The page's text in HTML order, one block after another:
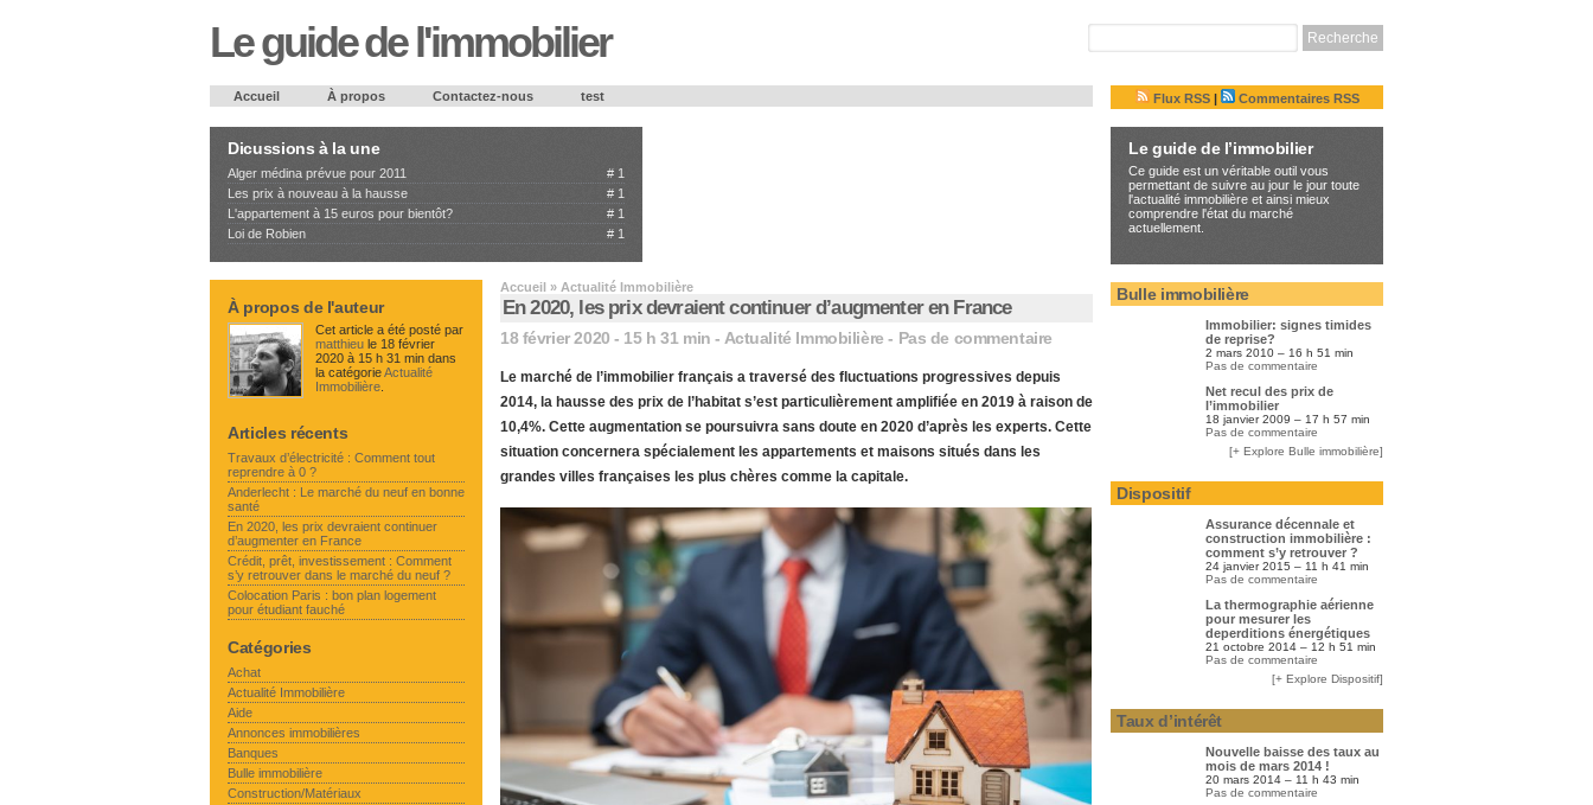
Le guide de l'immobilier
Accueil À propos Contactez-nous test Flux RSS| Commentaires RSS
Dicussions à la une
Alger médina prévue pour 2011 # 1
Les prix à nouveau à la hausse
# 1
L'appartement à 15 euros pour bientôt?
# 1
Loi de Robien
# 1
Accueil » Actualité Immobilière
En 2020, les prix devraient continuer d’augmenter en France
18 février 2020 - 15 h 31 min - Actualité Immobilière - Pas de commentaire
Le marché de l’immobilier français a traversé des fluctuations progressives depuis
2014, la hausse des prix de l’habitat s’est particulièrement amplifiée en 2019 à raison de
10,4%. Cette augmentation se poursuivra sans doute en 2020 d’après les experts. Cette
situation concernera spécialement les appartements et maisons situés dans les
grandes villes françaises les plus chères comme la capitale.
À propos de l'auteur
Cet article a été posté par
matthieu le 18 février
2020 à 15 h 31 min dans
la catégorieActualité
Immobilière
Articles récents
Travaux d’électricité : Comment tout
reprendre à 0 ?
Anderlecht : Le marché du neuf en bonne
santé
En 2020, les prix devraient continuer
d’augmenter en France
Crédit, prêt, investissement : Comment
s’y retrouver dans le marché du neuf ?
Colocation Paris : bon plan logement
pour étudiant fauché
Catégories
Achat
Actualité Immobilière
Aide
Annonces immobilières
Banques
Bulle immobilière
Construction/Matériaux
Le guide de l’immobilier
Ce guide est un véritable outil vous
permettant de suivre au jour le jour toute
l'actualité immobilière et ainsi mieux
comprendre l'état du marché
actuellement.
Bulle immobilière
Immobilier: signes timides
de reprise?
2 mars 2010 – 16 h 51 min
Pas de commentaire
Net recul des prix de
l’immobilier
18 janvier 2009 – 17 h 57 min
Pas de commentaire
[+ Explore Bulle immobilière]
Dispositif
Assurance décennale et
construction immobilière :
comment s’y retrouver ?
24 janvier 2015 – 11 h 41 min
Pas de commentaire
La thermographie aérienne
pour mesurer les
deperditions énergétiques
21 octobre 2014 – 12 h 51 min
Pas de commentaire
[+ Explore Dispositif]
Taux d’intérêt
Nouvelle baisse des taux au
mois de mars 2014 !
20 mars 2014 – 11 h 43 min
Pas de commentaire